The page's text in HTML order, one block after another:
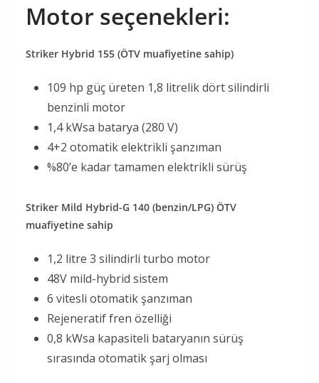
Motor seçenekleri:
Striker Hybrid 155 (ÖTV muafiyetine sahip)
109 hp güç üreten 1,8 litrelik dört silindirli
benzinli motor
1,4 kWsa batarya (280 V)
4+2 otomatik elektrikli şanzıman
%80’e kadar tamamen elektrikli sürüş
Striker Mild Hybrid-G 140 (benzin/LPG) ÖTV
muafiyetine sahip
1,2 litre 3 silindirli turbo motor
48V mild-hybrid sistem
6 vitesli otomatik şanzıman
Rejeneratif fren özelliği
0,8 kWsa kapasiteli bataryanın sürüş
sırasında otomatik şarj olması